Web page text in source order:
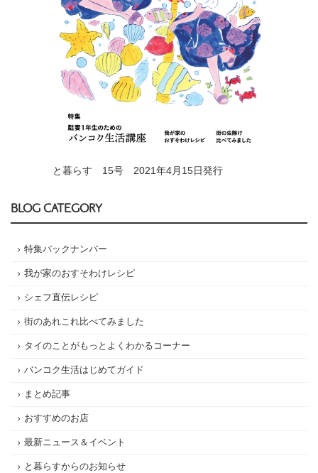
と暮らす 15号 2021年4月15日発行
BLOG CATEGORY
特集バックナンバー
我が家のおすそわけレシピ
シェフ直伝レシピ
街のあれこれ比べてみました
タイのことがもっとよくわかるコーナー
バンコク生活はじめてガイド
まとめ記事
おすすめのお店
最新ニュース＆イベント
と暮らすからのお知らせ